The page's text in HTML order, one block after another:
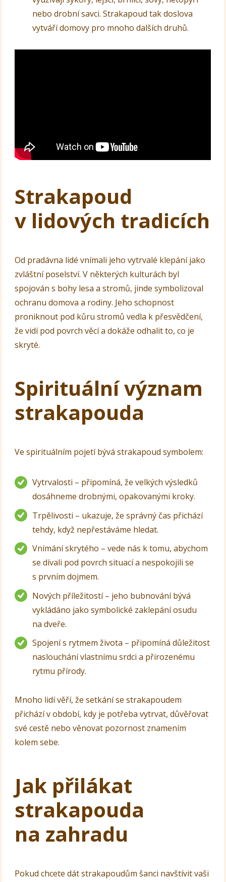
nebo drobní savci. Strakapoud tak doslova
vytváří domovy pro mnoho dalších druhů.
Strakapoud
v lidových tradicích
Od pradávna lidé vnímali jeho vytrvalé klepání jako
zvláštní poselství. V některých kulturách byl
spojován s bohy lesa a stromů, jinde symbolizoval
ochranu domova a rodiny. Jeho schopnost
proniknout pod kůru stromů vedla k přesvědčení,
že vidí pod povrch věcí a dokáže odhalit to, co je
skryté.
Spirituální význam
strakapouda
Ve spirituálním pojetí bývá strakapoud symbolem:
Vytrvalosti – připomíná, že velkých výsledků
dosáhneme drobnými, opakovanými kroky.
Trpělivosti – ukazuje, že správný čas přichází
tehdy, když nepřestáváme hledat.
Vnímání skrytého – vede nás k tomu, abychom
se dívali pod povrch situací a nespokojili se
s prvním dojmem.
Nových příležitostí – jeho bubnování bývá
vykládáno jako symbolické zaklepání osudu
na dveře.
Spojení s rytmem života – připomíná důležitost
naslouchání vlastnímu srdci a přirozenému
rytmu přírody.
Mnoho lidí věří, že setkání se strakapoudem
přichází v období, kdy je potřeba vytrvat, důvěřovat
své cestě nebo věnovat pozornost znamením
kolem sebe.
Jak přilákat
strakapouda
na zahradu
Pokud chcete dát strakapoudům šanci navštívit vaši